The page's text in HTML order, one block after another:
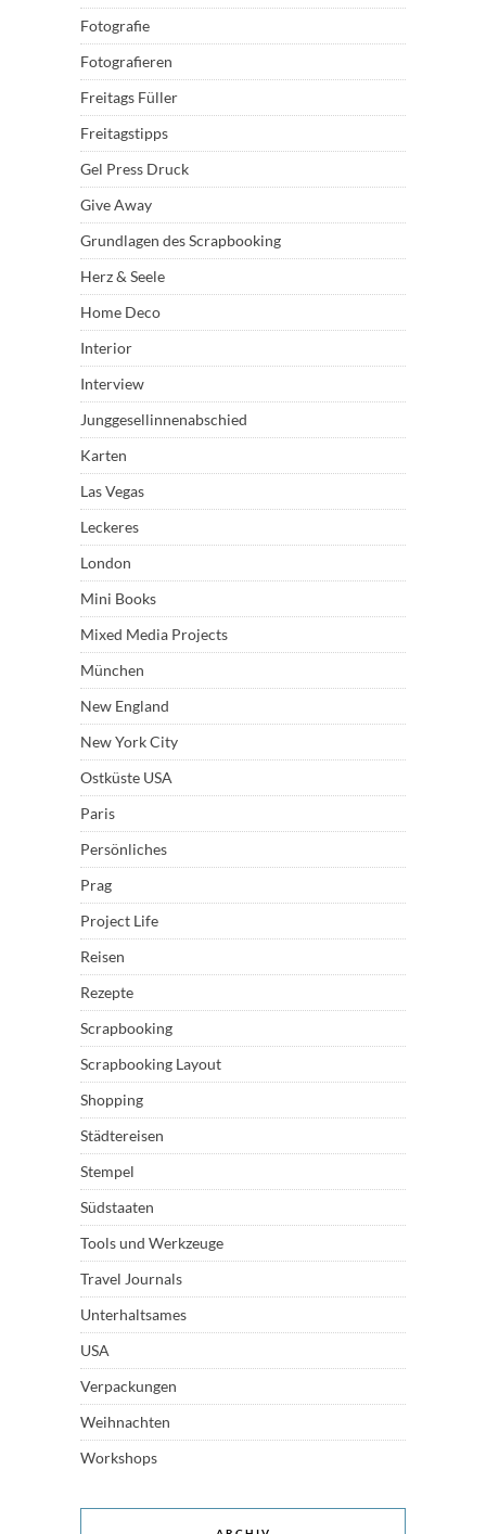
Fotografie
Fotografieren
Freitags Füller
Freitagstipps
Gel Press Druck
Give Away
Grundlagen des Scrapbooking
Herz & Seele
Home Deco
Interior
Interview
Junggesellinnenabschied
Karten
Las Vegas
Leckeres
London
Mini Books
Mixed Media Projects
München
New England
New York City
Ostküste USA
Paris
Persönliches
Prag
Project Life
Reisen
Rezepte
Scrapbooking
Scrapbooking Layout
Shopping
Städtereisen
Stempel
Südstaaten
Tools und Werkzeuge
Travel Journals
Unterhaltsames
USA
Verpackungen
Weihnachten
Workshops